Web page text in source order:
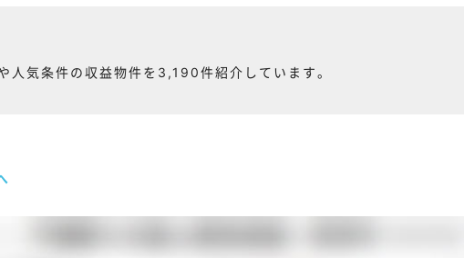
人気条件の収益物件を3,190件紹介しています。